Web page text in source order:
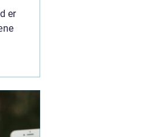
er